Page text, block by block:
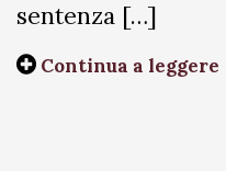
sentenza […]
Continua a leggere